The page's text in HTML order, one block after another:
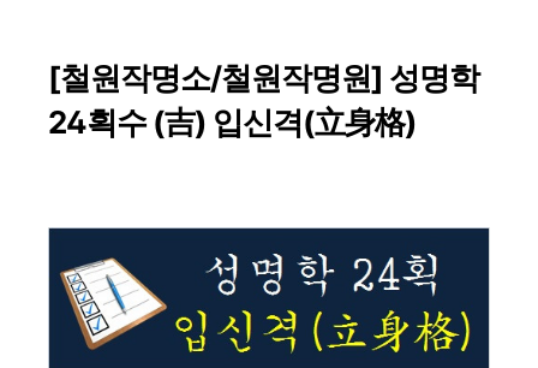
[철원작명소/철원작명원] 성명학
24획수 (吉) 입신격(立身格)